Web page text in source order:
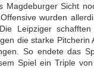
Magdeburger Sicht
wurden
Leipziger
die starke Pitcherin
So endete das
Spiel ein Triple